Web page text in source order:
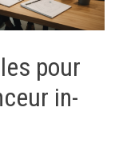
pour
in-